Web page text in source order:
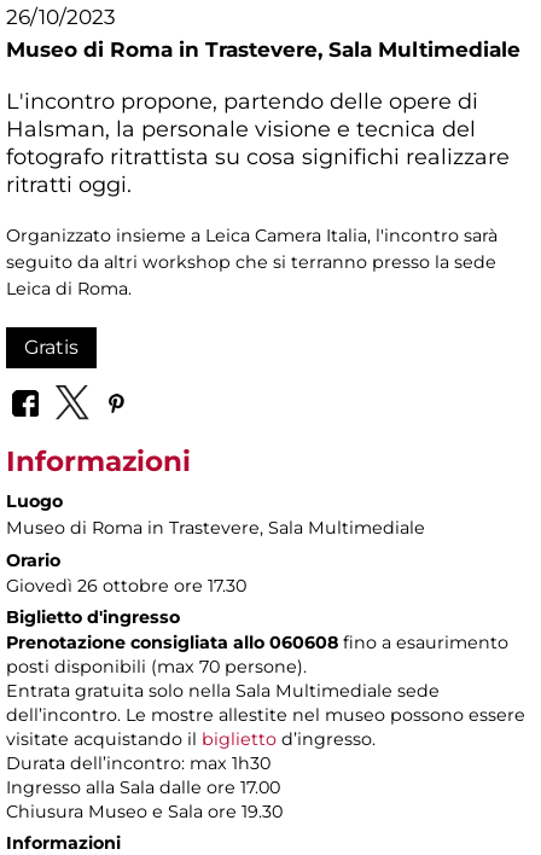
26/10/2023
Museo di Roma in Trastevere, Sala Multimediale
L'incontro propone, partendo delle opere di
Halsman, la personale visione e tecnica del
fotografo ritrattista su cosa significhi realizzare
ritratti oggi.
Organizzato insieme a Leica Camera Italia, l'incontro sarà
seguito da altri workshop che si terranno presso la sede
Leica di Roma.
Gratis
Informazioni
Luogo
Museo di Roma in Trastevere, Sala Multimediale
Orario
Giovedì 26 ottobre ore 17.30
Biglietto d'ingresso
Prenotazione consigliata allo 060608 fino a esaurimento
posti disponibili (max 70 persone).
Entrata gratuita solo nella Sala Multimediale sede
dell’incontro. Le mostre allestite nel museo possono essere
visitate acquistando il biglietto d’ingresso.
Durata dell’incontro: max 1h30
Ingresso alla Sala dalle ore 17.00
Chiusura Museo e Sala ore 19.30
Informazioni